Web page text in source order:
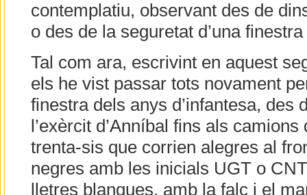
contemplatiu, observant des de
o des de la seguretat d’una
Tal com ara, escrivint en aquest
els he vist passar tots novament
finestra dels anys d’infantesa, des
l’exèrcit d’Anníbal fins als
trenta-sis que corrien alegres al
negres amb les inicials UGT o
lletres blanques, amb la falç i el